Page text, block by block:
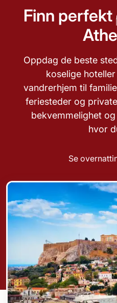
Finn perfekt
Oppdag de beste
koselige
vandrerhjem til
feriesteder og
bekvemmelighet
hvor
Se